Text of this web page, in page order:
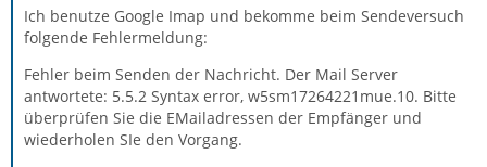
Ich benutze Google Imap und bekomme beim Sendeversuch
folgende Fehlermeldung:
Fehler beim Senden der Nachricht. Der Mail Server
antwortete: 5.5.2 Syntax error, w5sm17264221mue.10. Bitte
überprüfen Sie die EMailadressen der Empfänger und
wiederholen SIe den Vorgang.